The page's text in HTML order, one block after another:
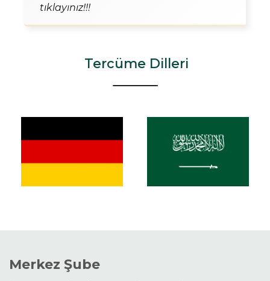
tıklayınız!!!
Tercüme Dilleri
Merkez Şube